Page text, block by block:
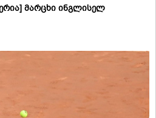
მარცხი ინგლისელ